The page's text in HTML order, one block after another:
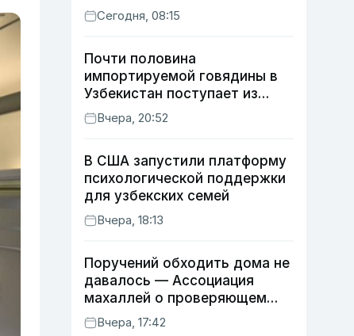
Сегодня, 08:15
Почти половина
импортируемой говядины в
Узбекистан поступает из
Индии
Вчера, 20:52
В США запустили платформу
психологической поддержки
для узбекских семей
Вчера, 18:13
Поручений обходить дома не
давалось — Ассоциация
махаллей о проверяющем
хокиме
Вчера, 17:42